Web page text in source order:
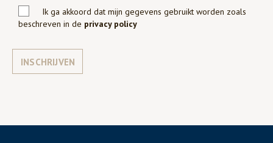
Ik ga akkoord dat mijn gegevens gebruikt worden zoals
beschreven in de privacy policy
INSCHRIJVEN